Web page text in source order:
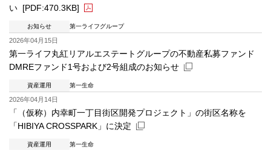
い [PDF:470.3KB]
お知らせ 第一ライフグループ
PDFファイルが新規ウィンドウで開きます
2026年04月15日
第一ライフ丸紅リアルエステートグループの不動産私募ファンド
DMREファンド1号および2号組成のお知らせ
資産運用 第一生命
新規ウィンドウを開きます
2026年04月14日
「（仮称）内幸町一丁目街区開発プロジェクト」の街区名称を
「HIBIYA CROSSPARK」に決定
資産運用 第一生命